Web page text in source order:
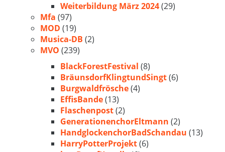
Weiterbildung März 2024(29)
Mfa (97)
MOD (19)
Musica-DB (2)
MVO (239)
BlackForestFestival (8)
BräunsdorfKlingtundSingt(6)
Burgwaldfrösche(4)
EffisBande(13)
Flaschenpost(2)
GenerationenchorEltmann (2)
HandglockenchorBadSchandau (13)
HarryPotterProjekt(6)